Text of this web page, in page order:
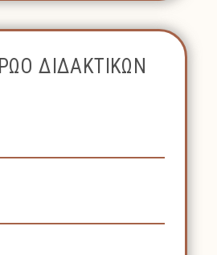
ΔΙΔΑΚΤΙΚΩΝ